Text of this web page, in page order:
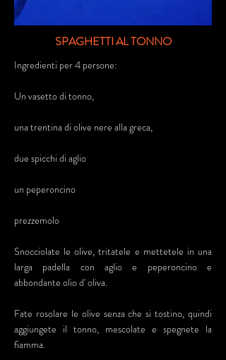
SPAGHETTI AL TONNO
Ingredienti per 4 persone:
Un vasetto di tonno,
una trentina di olive nere alla greca,
due spicchi di aglio
un peperoncino
prezzemolo
Snocciolate le olive, tritatele e mettetele in una
larga padella con aglio e peperoncino e
abbondante olio d' oliva.
Fate rosolare le olive senza che si tostino, quindi
aggiungete il tonno, mescolate e spegnete la
fiamma.